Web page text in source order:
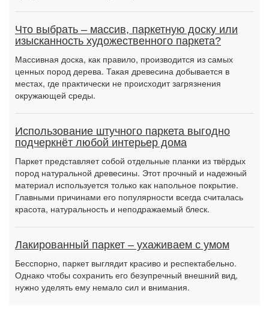
Что выбрать – массив, паркетную доску или
изысканность художественного паркета?
Массивная доска, как правило, производится из самых
ценных пород дерева. Такая древесина добывается в
местах, где практически не происходит загрязнения
окружающей среды.
Использование штучного паркета выгодно
подчеркнёт любой интерьер дома
Паркет представляет собой отдельные планки из твёрдых
пород натуральной древесины. Этот прочный и надежный
материал используется только как напольное покрытие.
Главными причинами его популярности всегда считалась
красота, натуральность и неподражаемый блеск.
Лакированный паркет – ухаживаем с умом
Бесспорно, паркет выглядит красиво и респектабельно.
Однако чтобы сохранить его безупречный внешний вид,
нужно уделять ему немало сил и внимания.